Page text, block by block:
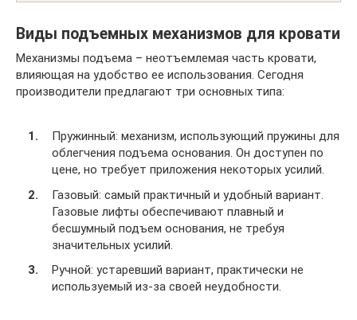
Виды подъемных механизмов для кровати
Механизмы подъема – неотъемлемая часть кровати,
влияющая на удобство ее использования. Сегодня
производители предлагают три основных типа:
Пружинный: механизм, использующий пружины для
облегчения подъема основания. Он доступен по
цене, но требует приложения некоторых усилий.
Газовый: самый практичный и удобный вариант.
Газовые лифты обеспечивают плавный и
бесшумный подъем основания, не требуя
значительных усилий.
Ручной: устаревший вариант, практически не
используемый из-за своей неудобности.